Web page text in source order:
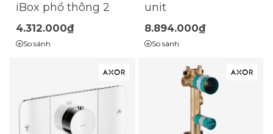
iBox phổ thông 2
4.312.000₫
So sánh
unit
8.894.000₫
So sánh